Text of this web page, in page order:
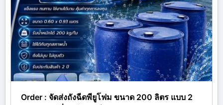
Order : จัดส่งถังฉีดพียูโฟม ขนาด 200 ลิตร แบบ 2